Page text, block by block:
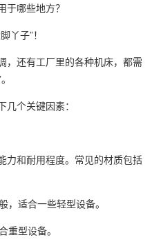
于哪些地方？
丫子”！
，还有工厂里的各种机床，都需
个关键因素：
力和耐用程度。常见的材质包括
，适合一些轻型设备。
重型设备。